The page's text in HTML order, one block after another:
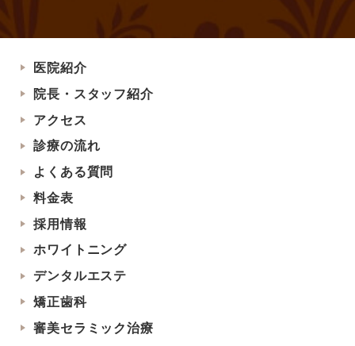
医院紹介
院長・スタッフ紹介
アクセス
診療の流れ
よくある質問
料金表
採用情報
ホワイトニング
デンタルエステ
矯正歯科
審美セラミック治療